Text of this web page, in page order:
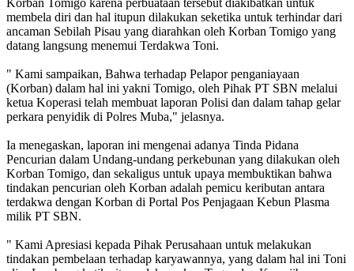
Korban Tomigo karena perbuataan tersebut diakibatkan untuk
membela diri dan hal itupun dilakukan seketika untuk terhindar dari
ancaman Sebilah Pisau yang diarahkan oleh Korban Tomigo yang
datang langsung menemui Terdakwa Toni.
" Kami sampaikan, Bahwa terhadap Pelapor penganiayaan
(Korban) dalam hal ini yakni Tomigo, oleh Pihak PT SBN melalui
ketua Koperasi telah membuat laporan Polisi dan dalam tahap gelar
perkara penyidik di Polres Muba," jelasnya.
Ia menegaskan, laporan ini mengenai adanya Tinda Pidana
Pencurian dalam Undang-undang perkebunan yang dilakukan oleh
Korban Tomigo, dan sekaligus untuk upaya membuktikan bahwa
tindakan pencurian oleh Korban adalah pemicu keributan antara
terdakwa dengan Korban di Portal Pos Penjagaan Kebun Plasma
milik PT SBN.
" Kami Apresiasi kepada Pihak Perusahaan untuk melakukan
tindakan pembelaan terhadap karyawannya, yang dalam hal ini Toni